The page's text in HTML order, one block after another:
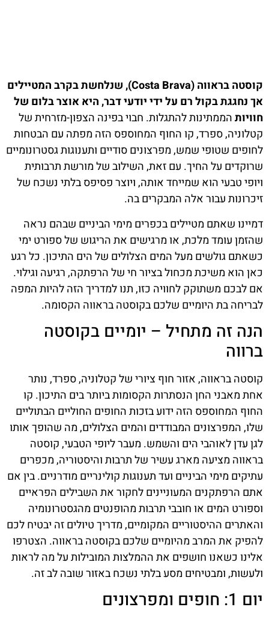
קוסטה בראווה (Costa Brava), שנלחשת בקרב המטיילים
אך נחגגת בקול רם על ידי יודעי דבר, היא אוצר בלום של
חוויותהממתינות להתגלות. חבוי בפינה הצפון-מזרחית של
קטלוניה, ספרד, קו החוף המחוספס הזה מפתה עם הבטחות
לחופים שטופי שמש, מפרצונים סודיים ותענוגות גסטרונומיים
שרוקדים על החיך. עם זאת, השילוב של מורשת תרבותית
ויופי טבעי הוא שמייחד אותה, ויוצר פסיפס בלתי נשכח של
זיכרונות עבור אלה המבקרים בה.
דמיינו שאתם מטיילים בכפרים מימי הביניים שבהם נראה
שהזמן עומד מלכת, או מרגישים את הריגוש של ספורט ימי
כשאתם גולשים מעל המים הצלולים של הים התיכון. כל רגע
כאן הוא משיכת מכחול בציור חי של הרפתקה, רגיעה וגילוי.
אם לבכם משתוקק לחוויה כזו, תנו למדריך הזה להיות המפה
לבריחה בת היומיים שלכם בקוסטה בראווה הקסומה.
הנה זה מתחיל – יומיים בקוסטה
ברווה
קוסטה בראווה, אזור חוף ציורי של קטלוניה, ספרד, נותר
אחת מאבני החן הנסתרות הקסומות ביותר בים התיכון. קו
החוף המחוספס הזה ידוע בזכות החופים החוליים הבתוליים
שלו, המפרצונים המבודדים והמים הצלולים, מה שהופך אותו
לגן עדן לאוהבי הים והשמש. מעבר ליופי הטבעי, קוסטה
בראווה מציעה מארג עשיר של תרבות והיסטוריה, מכפרים
עתיקים מימי הביניים ועד תענוגות קולינריים מודרניים. בין אם
אתם הרפתקנים המעוניינים לחקור את השבילים הפראיים
וספורט המים או חובבי תרבות מהופנטים מהגסטרונומיה
והאתרים ההיסטוריים המקומיים, מדריך טיולים זה יבטיח לכם
להפיק את המרב מהיומיים שלכם בקוסטה בראווה. הצטרפו
אלינו כשאנו חושפים את ההמלצות המובילות על מה לראות
ולעשות, ומבטיחים מסע בלתי נשכח באזור שובה לב זה.
יום 1: חופים ומפרצונים